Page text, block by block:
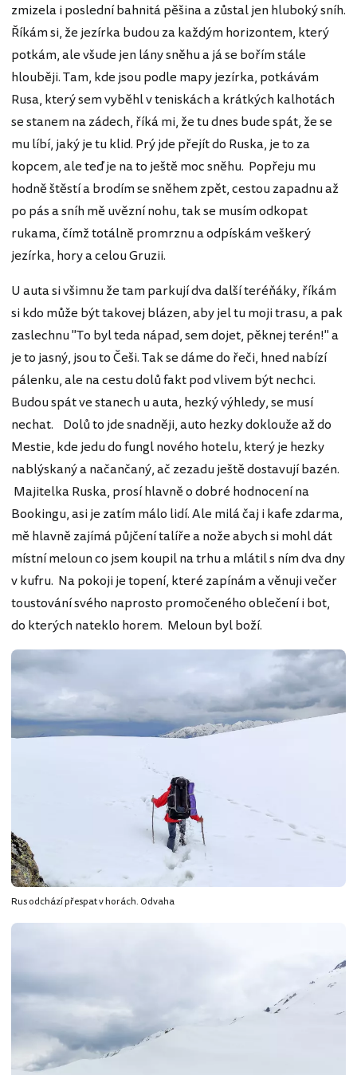
zmizela i poslední bahnitá pěšina a zůstal jen hluboký sníh.
Říkám si, že jezírka budou za každým horizontem, který
potkám, ale všude jen lány sněhu a já se bořím stále
hlouběji. Tam, kde jsou podle mapy jezírka, potkávám
Rusa, který sem vyběhl v teniskách a krátkých kalhotách
se stanem na zádech, říká mi, že tu dnes bude spát, že se
mu líbí, jaký je tu klid. Prý jde přejít do Ruska, je to za
kopcem, ale teď je na to ještě moc sněhu. Popřeju mu
hodně štěstí a brodím se sněhem zpět, cestou zapadnu až
po pás a sníh mě uvězní nohu, tak se musím odkopat
rukama, čímž totálně promrznu a odpískám veškerý
jezírka, hory a celou Gruzii.
U auta si všimnu že tam parkují dva další teréňáky, říkám
si kdo může být takovej blázen, aby jel tu moji trasu, a pak
zaslechnu "To byl teda nápad, sem dojet, pěknej terén!" a
je to jasný, jsou to Češi. Tak se dáme do řeči, hned nabízí
pálenku, ale na cestu dolů fakt pod vlivem být nechci.
Budou spát ve stanech u auta, hezký výhledy, se musí
nechat. Dolů to jde snadněji, auto hezky doklouže až do
Mestie, kde jedu do fungl nového hotelu, který je hezky
nablýskaný a načančaný, ač zezadu ještě dostavují bazén.
Majitelka Ruska, prosí hlavně o dobré hodnocení na
Bookingu, asi je zatím málo lidí. Ale milá čaj i kafe zdarma,
mě hlavně zajímá půjčení talíře a nože abych si mohl dát
místní meloun co jsem koupil na trhu a mlátil s ním dva dny
v kufru. Na pokoji je topení, které zapínám a věnuji večer
toustování svého naprosto promočeného oblečení i bot,
do kterých nateklo horem. Meloun byl boží.
Rus odchází přespat v horách. Odvaha